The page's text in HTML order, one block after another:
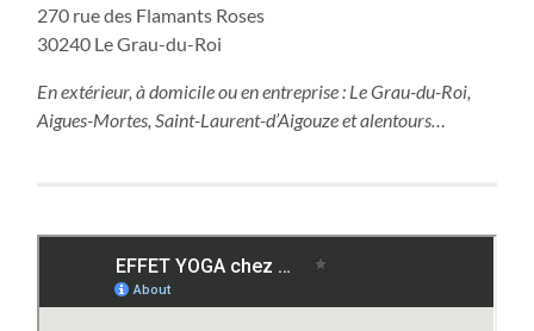
270 rue des Flamants Roses
30240 Le Grau-du-Roi
En extérieur, à domicile ou en entreprise : Le Grau-du-Roi,
Aigues-Mortes, Saint-Laurent-d’Aigouze et alentours…